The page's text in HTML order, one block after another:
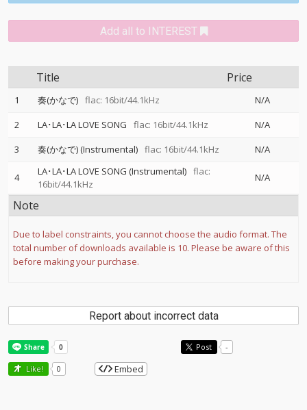
Add all to INTEREST
Title Price
1 奏(かなで) flac: 16bit/44.1kHz
N/A
2
LA･LA･LA LOVE SONG flac: 16bit/44.1kHz
N/A
3
奏(かなで) (Instrumental) flac: 16bit/44.1kHz N/A
4 LA･LA･LA LOVE SONG (Instrumental) flac:
16bit/44.1kHz
N/A
Note
Due to label constraints, you cannot choose the audio format. The
total number of downloads available is 10. Please be aware of this
before making your purchase.
Report about incorrect data
Post -
Like! 0 Embed